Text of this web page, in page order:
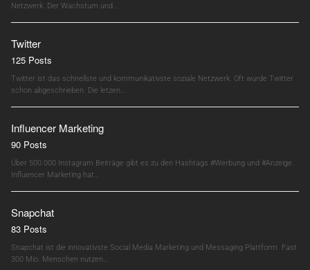
Netzwerk. Der Wachstum und…
Twitter
125 Posts
Twitter ist das schnellste und kommunikativste soziale Netzwerk. Oft wurde Twitter
schon abgeschrieben. Die letzen…
Influencer Marketing
90 Posts
Über 500.000 Instagram Beiträge gibt es zu den Hashtags #Werbung und #Anzeige.
Influencer Marketing hat…
Snapchat
83 Posts
Snapchat ist die innovativste Social Media Marketing und Messaging Plattform. Fast
300 Mio. Menschen nutzen…